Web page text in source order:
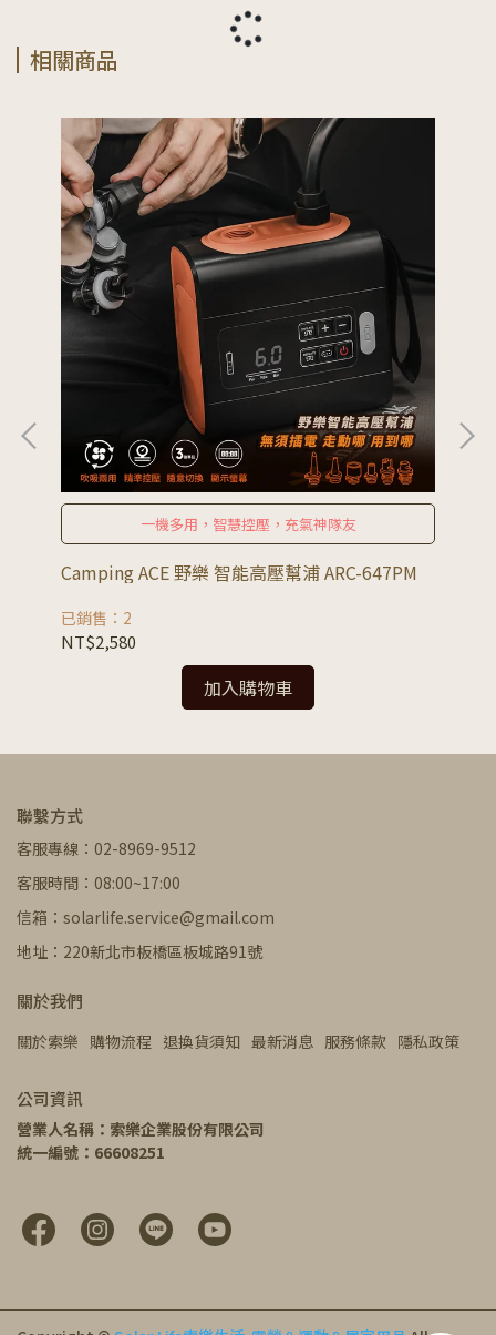
相關商品
一機多用，智慧控壓，充氣神隊友
Camping ACE 野樂 智能高壓幫浦 ARC-647PM
已銷售：2
NT$2,580
加入購物車
聯繫方式
客服專線：02-8969-9512
客服時間：08:00~17:00
信箱：solarlife.service@gmail.com
地址：220新北市板橋區板城路91號
關於我們
關於索樂 購物流程 退換貨須知 最新消息 服務條款 隱私政策
公司資訊
營業人名稱：索樂企業股份有限公司
統一編號：66608251